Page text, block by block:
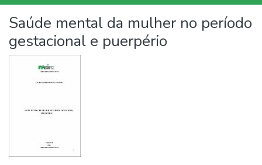
Saúde mental da mulher no período
gestacional e puerpério